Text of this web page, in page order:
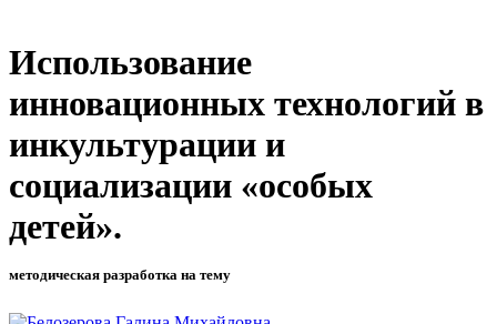
Использование
инновационных технологий в
инкультурации и
социализации «особых
детей».
методическая разработка на тему